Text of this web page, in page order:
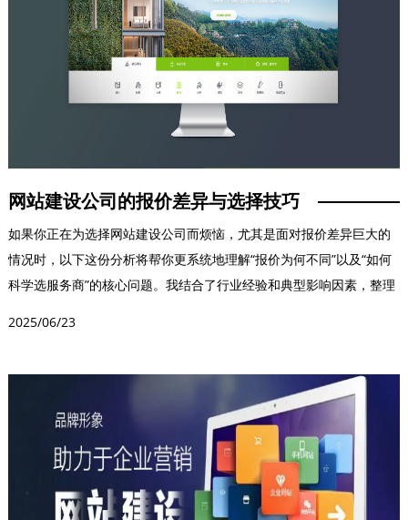
网站建设公司的报价差异与选择技巧
如果你正在为选择网站建设公司而烦恼，尤其是面对报价差异巨大的
情况时，以下这份分析将帮你更系统地理解“报价为何不同”以及“如何
科学选服务商”的核心问题。我结合了行业经验和典型影响因素，整理
2025/06/23